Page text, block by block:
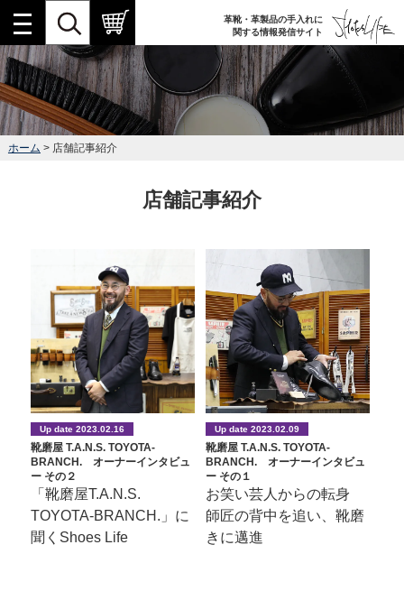
革靴・革製品の手入れに
関する情報発信サイト
ホーム > 店舗記事紹介
店舗記事紹介
Up date 2023.02.16
靴磨屋 T.A.N.S. TOYOTA-
BRANCH. オーナーインタビュ
ー その２
「靴磨屋T.A.N.S.
TOYOTA-BRANCH.」に
聞くShoes Life
Up date 2023.02.09
靴磨屋 T.A.N.S. TOYOTA-
BRANCH. オーナーインタビュ
ー その１
お笑い芸人からの転身
師匠の背中を追い、靴磨
きに邁進